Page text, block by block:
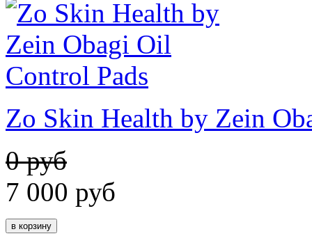
Zo Skin Health by Zein
0 руб
7 000 руб